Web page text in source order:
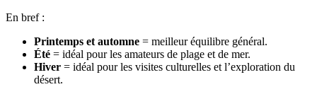
En bref :
Printemps et automne = meilleur équilibre général.
Été = idéal pour les amateurs de plage et de mer.
Hiver = idéal pour les visites culturelles et l’exploration du
désert.